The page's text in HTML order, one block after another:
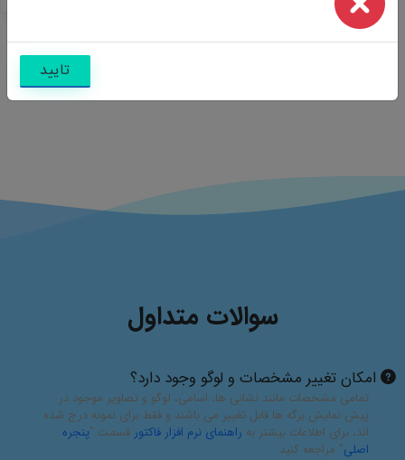
سوالات متداول
امکان تغییر مشخصات و لوگو وجود دارد؟
تمامی مشخصات مانند نشانی ها، اسامی، لوگو و تصاویر موجود در
پیش نمایش برگه ها قابل تغییر می باشند و فقط برای نمونه درج شده
اند، برای اطلاعات بیشتر به راهنمای نرم افزار فاکتور قسمت "پنجره
اصلی" مراجعه کنید
تایید